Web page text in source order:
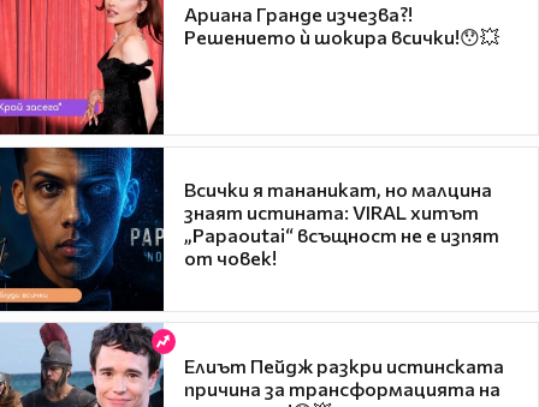
Ариана Гранде изчезва?!
Решението ѝ шокира всички!😯💥
Всички я тананикат, но малцина
знаят истината: VIRAL хитът
„Papaoutai“ всъщност не е изпят
от човек!
Елиът Пейдж разкри истинската
причина за трансформацията на